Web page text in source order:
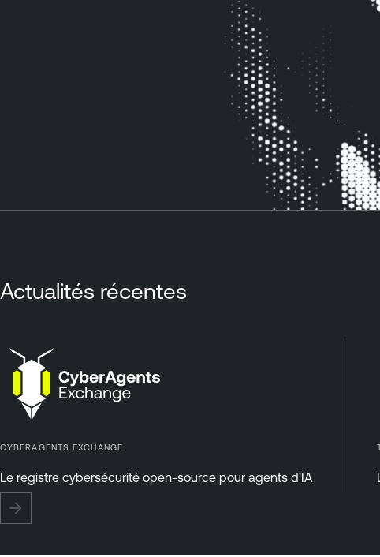
Actualités récentes
CYBERAGENTS EXCHANGE
Le registre cybersécurité open-source pour agents d'IA